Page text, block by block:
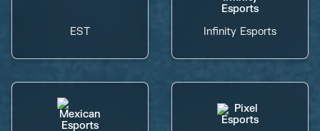
EST Infinity Esports